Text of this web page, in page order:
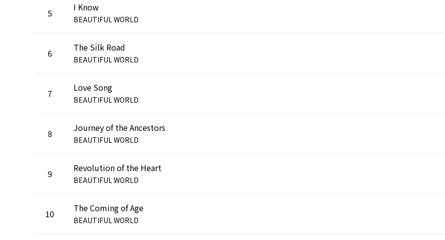
5 I Know
BEAUTIFUL WORLD
6 The Silk Road
BEAUTIFUL WORLD
7 Love Song
BEAUTIFUL WORLD
8 Journey of the Ancestors
BEAUTIFUL WORLD
9 Revolution of the Heart
BEAUTIFUL WORLD
10 The Coming of Age
BEAUTIFUL WORLD